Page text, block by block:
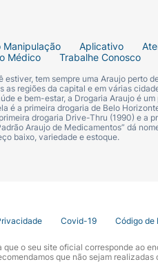
Hidratação, redução de frizz
Antioxidante, auxilia na
usar e feche os olhos
Reaplique sempre que
Manipulação Aplicativo
Médico Trabalhe Conosco
estiver, tem sempre uma Araujo perto
as regiões da capital e em várias
e bem-estar, a Drogaria Araujo é
é a primeira drogaria de Belo
drogaria Drive-Thru (1990) e a
Araujo de Medicamentos” dá
baixo, variedade e estoque.
Covid-19 Código de
que o seu site oficial corresponde ao
que não sejam